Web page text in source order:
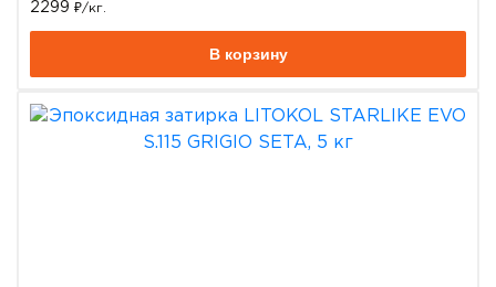
2299 ₽/кг.
В корзину